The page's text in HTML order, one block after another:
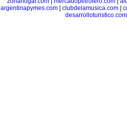
argentinapymes.com| clubdelamusica.com|
desarrolloturistico.com